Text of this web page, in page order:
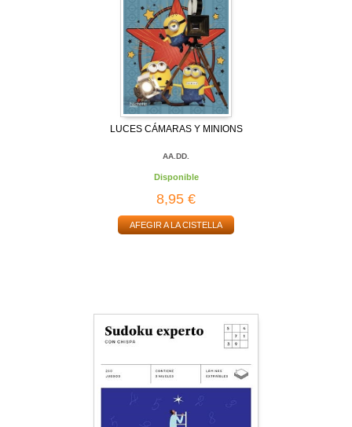
LUCES CÁMARAS Y MINIONS
AA.DD.
Disponible
8,95 €
AFEGIR A LA CISTELLA